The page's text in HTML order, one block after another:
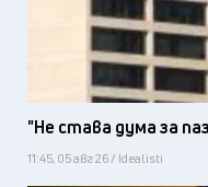
"Не става дума за
11:45, 05 авг 26 / Idealisti